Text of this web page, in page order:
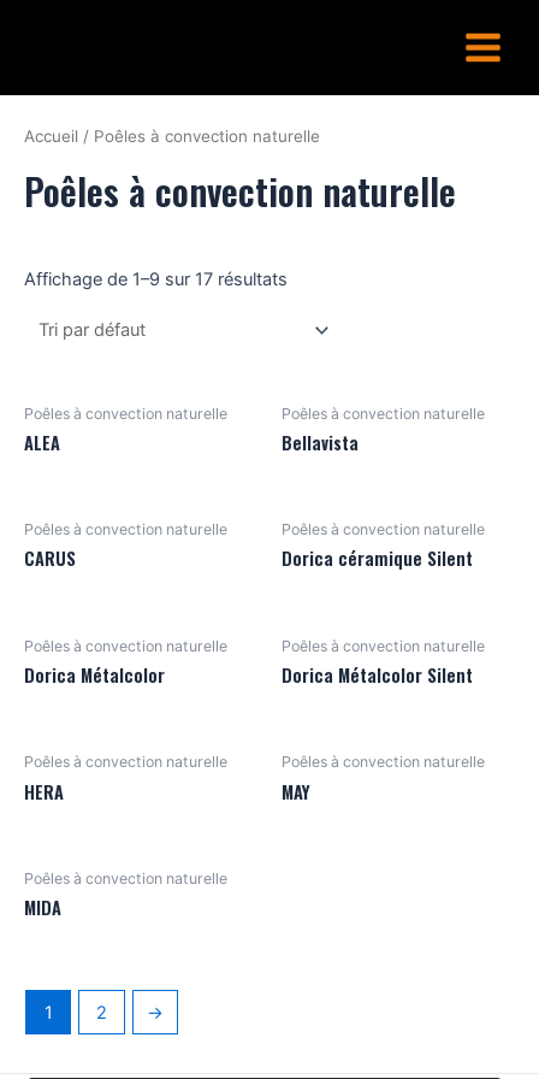
Menu
Accueil / Poêles à convection naturelle
Poêles à convection naturelle
Affichage de 1–9 sur 17 résultats
Poêles à convection naturelle
ALEA
Poêles à convection naturelle
Bellavista
Poêles à convection naturelle
CARUS
Poêles à convection naturelle
Dorica céramique Silent
Poêles à convection naturelle
Dorica Métalcolor
Poêles à convection naturelle
Dorica Métalcolor Silent
Poêles à convection naturelle
HERA
Poêles à convection naturelle
MAY
Poêles à convection naturelle
MIDA
1 2 →